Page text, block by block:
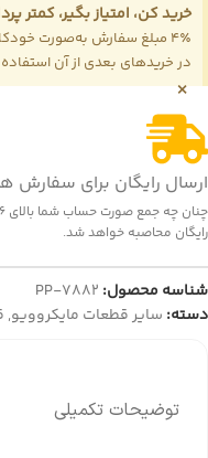
خرید کن، امتیاز بگیر، کمتر
4٪ مبلغ سفارش به‌صورت
در خریدهای بعدی از آن
×
ارسال رایگان برای سفارش های بالای 6
رایگان محاصبه خواهد شد.
شناسه محصول: PP-7882
دسته: سایر قطعات مایکروویو,
توضیحات تکمیلی